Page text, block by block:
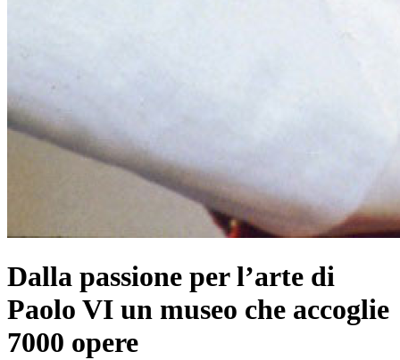
Dalla passione per l’arte di
Paolo VI un museo che accoglie
7000 opere